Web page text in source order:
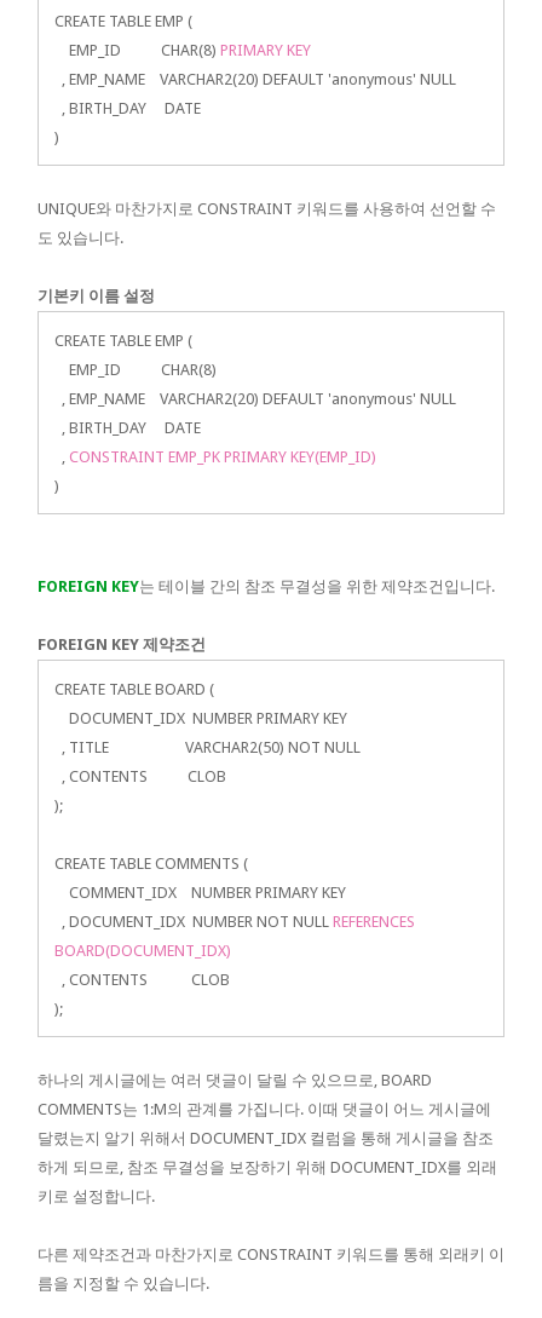
CREATE TABLE EMP (
EMP_ID CHAR(8) PRIMARY KEY
, EMP_NAME VARCHAR2(20) DEFAULT 'anonymous' NULL
, BIRTH_DAY DATE
)
UNIQUE와 마찬가지로 CONSTRAINT 키워드를 사용하여 선언할 수
도 있습니다.
기본키 이름 설정
CREATE TABLE EMP (
EMP_ID CHAR(8)
, EMP_NAME VARCHAR2(20) DEFAULT 'anonymous' NULL
, BIRTH_DAY DATE
CONSTRAINT EMP_PK PRIMARY KEY(EMP_ID)
)
FOREIGN KEY는 테이블 간의 참조 무결성을 위한 제약조건입니다.
FOREIGN KEY 제약조건
CREATE TABLE BOARD (
DOCUMENT_IDX NUMBER PRIMARY KEY
, TITLE VARCHAR2(50) NOT NULL
, CONTENTS CLOB
);
CREATE TABLE COMMENTS (
COMMENT_IDX NUMBER PRIMARY KEY
, DOCUMENT_IDX NUMBER NOT NULL REFERENCES
BOARD(DOCUMENT_IDX)
, CONTENTS CLOB
);
하나의 게시글에는 여러 댓글이 달릴 수 있으므로, BOARD
COMMENTS는 1:M의 관계를 가집니다. 이때 댓글이 어느 게시글에
달렸는지 알기 위해서 DOCUMENT_IDX 컬럼을 통해 게시글을 참조
하게 되므로, 참조 무결성을 보장하기 위해 DOCUMENT_IDX를 외래
키로 설정합니다.
다른 제약조건과 마찬가지로 CONSTRAINT 키워드를 통해 외래키 이
름을 지정할 수 있습니다.